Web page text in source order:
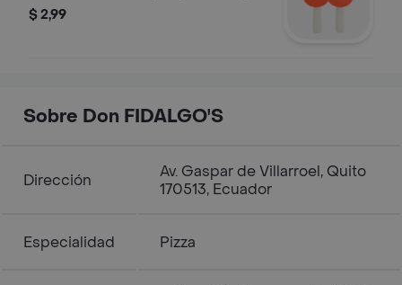
$ 2,99
Sobre Don FIDALGO'S
Dirección
Av. Gaspar de Villarroel, Quito
170513, Ecuador
Especialidad Pizza